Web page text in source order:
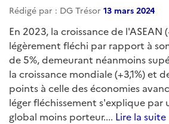
Rédigé par : DG Trésor 13 mars 2024
En 2023, la croissance de l'ASEAN
légèrement fléchi par rapport à
de 5%, demeurant néanmoins
la croissance mondiale (+3,1%) et
points à celle des économies
léger fléchissement s'explique par
global moins porteur.... Lire la suite